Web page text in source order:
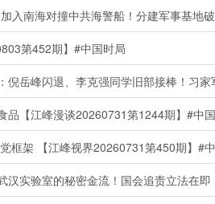
第452期】#中国时局
品【江峰漫谈20260731第1244期】#中
框架 【江峰视界20260731第450期】#